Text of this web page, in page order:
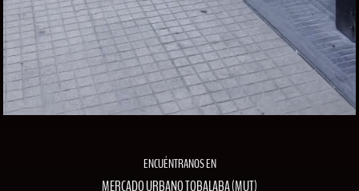
ENCUÉNTRANOS EN
MERCADO URBANO TOBALABA (MUT)